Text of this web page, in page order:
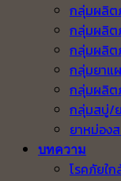
กลุ่มผลิต
กลุ่มผลิต
กลุ่มผลิต
กลุ่มยาแ
กลุ่มผลิต
กลุ่มสบู่/
ยาหม่อง
บทความ
โรคภัยใ